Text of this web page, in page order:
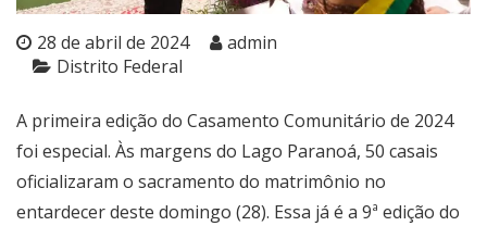
28 de abril de 2024
admin
Distrito Federal
A primeira edição do Casamento Comunitário de 2024
foi especial. Às margens do Lago Paranoá, 50 casais
oficializaram o sacramento do matrimônio no
entardecer deste domingo (28). Essa já é a 9ª edição do